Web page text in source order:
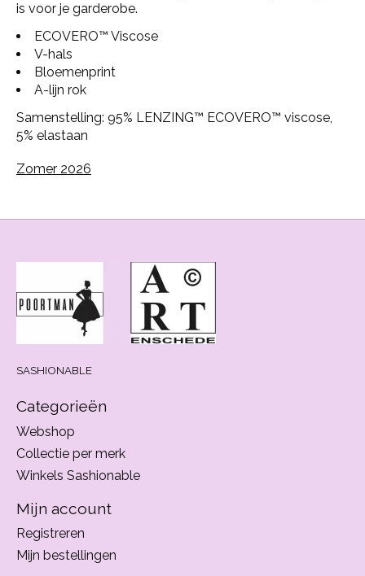
is voor je garderobe.
ECOVERO™ Viscose
V-hals
Bloemenprint
A-lijn rok
Samenstelling: 95% LENZING™ ECOVERO™ viscose,
5% elastaan
Zomer 2026
SASHIONABLE
Categorieën
Webshop
Collectie per merk
Winkels Sashionable
Mijn account
Registreren
Mijn bestellingen